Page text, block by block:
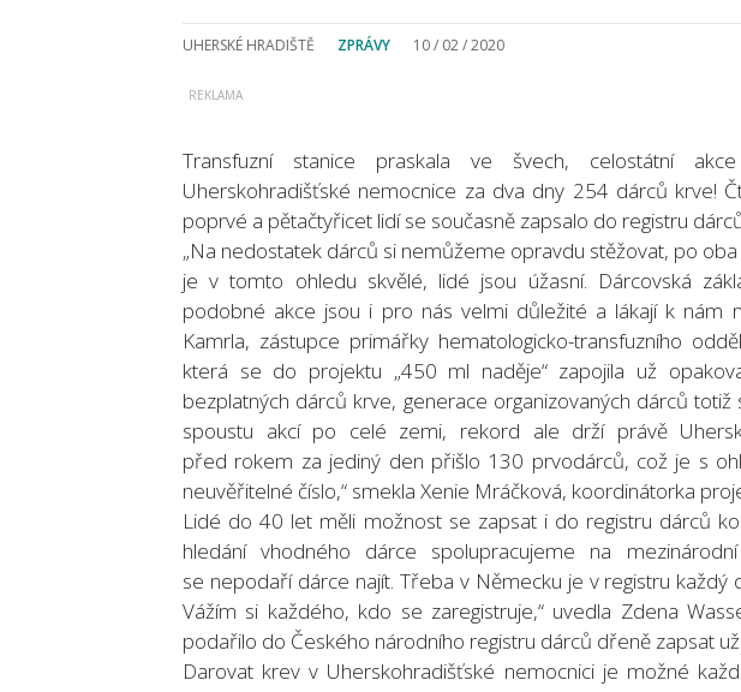
UHERSKÉ HRADIŠTĚ ZPRÁVY 10 / 02 / 2020
Transfuzní stanice praskala ve švech, celostátní
Uherskohradišťské nemocnice za dva dny 254 dárců krve!
poprvé a pětačtyřicet lidí se současně zapsalo do registru
„Na nedostatek dárců si nemůžeme opravdu stěžovat, po
je v tomto ohledu skvělé, lidé jsou úžasní. Dárcovská
podobné akce jsou i pro nás velmi důležité a lákají k nám
Kamrla, zástupce primářky hematologicko-transfuzního
která se do projektu „450 ml naděje“ zapojila už
bezplatných dárců krve, generace organizovaných dárců
spoustu akcí po celé zemi, rekord ale drží právě
před rokem za jediný den přišlo 130 prvodárců, což je s
neuvěřitelné číslo,“ smekla Xenie Mráčková, koordinátorka
Lidé do 40 let měli možnost se zapsat i do registru dárců
hledání vhodného dárce spolupracujeme na
se nepodaří dárce najít. Třeba v Německu je v registru každý
Vážím si každého, kdo se zaregistruje,“ uvedla Zdena
podařilo do Českého národního registru dárců dřeně zapsat
Darovat krev v Uherskohradišťské nemocnici je možné